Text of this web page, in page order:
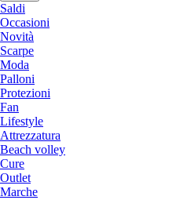
Saldi
Occasioni
Novità
Scarpe
Moda
Palloni
Protezioni
Fan
Lifestyle
Attrezzatura
Beach volley
Cure
Outlet
Marche